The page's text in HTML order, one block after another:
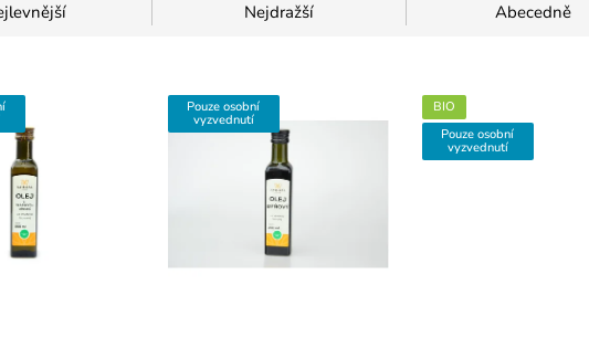
Nejdražší Abecedně
Pouze osobní
vyzvednutí
BIO
Pouze osobní
vyzvednutí